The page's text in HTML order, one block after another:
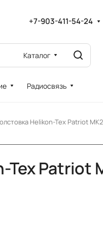
+7-903-411-54-24
Каталог
Радиосвязь
Helikon-Tex Patriot
Tex Patriot